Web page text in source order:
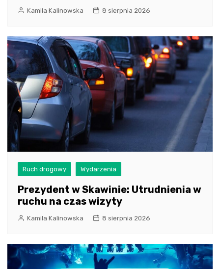
Kamila Kalinowska 8 sierpnia 2026
Ruch drogowy Wydarzenia
Prezydent w Skawinie: Utrudnienia w
ruchu na czas wizyty
Kamila Kalinowska 8 sierpnia 2026